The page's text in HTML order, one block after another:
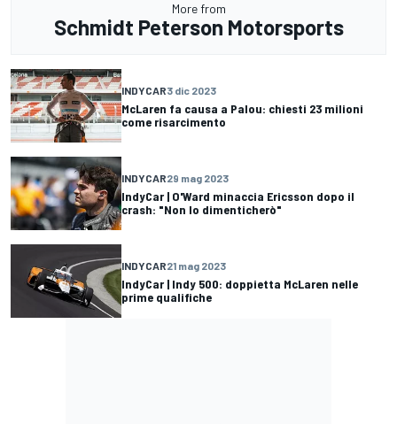
More from
Schmidt Peterson Motorsports
INDYCAR3 dic 2023
McLaren fa causa a Palou: chiesti 23 milioni
come risarcimento
INDYCAR29 mag 2023
IndyCar | O'Ward minaccia Ericsson dopo il
crash: "Non lo dimenticherò"
INDYCAR21 mag 2023
IndyCar | Indy 500: doppietta McLaren nelle
prime qualifiche